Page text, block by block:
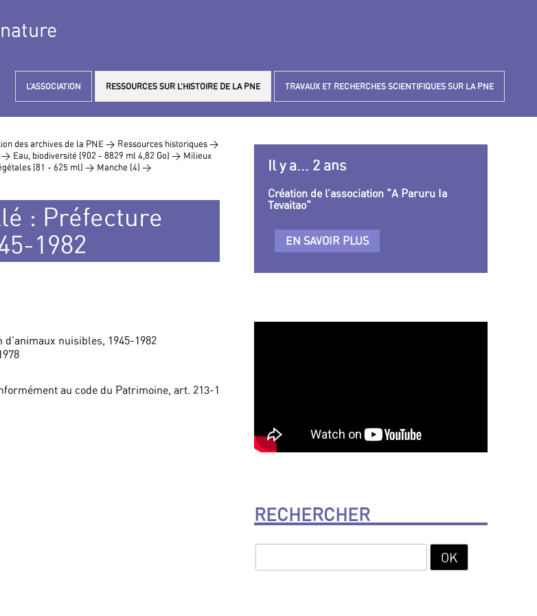
L’ASSOCIATION RESSOURCES SUR L’HISTOIRE DE LA PNE TRAVAUX ET RECHERCHES SCIENTIFIQUES SUR LA PNE
des archives de la PNE > Ressources historiques >
> Eau, biodiversité (902 - 8829 ml 4,82 Go) > Milieux
(81 - 625 ml) > Manche (4) >
: Préfecture
1982
nuisibles, 1945-1982
au code du Patrimoine, art. 213-1
Il y a... 2 ans
Création de l’association "A Paruru Ia
Tevaitao"
EN SAVOIR PLUS
RECHERCHER